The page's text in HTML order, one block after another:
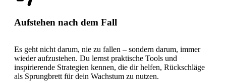
Aufstehen nach dem Fall
Es geht nicht darum, nie zu fallen – sondern darum, immer
wieder aufzustehen. Du lernst praktische Tools und
inspirierende Strategien kennen, die dir helfen, Rückschläge
als Sprungbrett für dein Wachstum zu nutzen.